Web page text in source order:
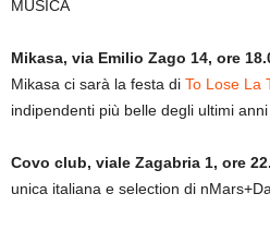
MUSICA
Mikasa, via Emilio Zago 14, ore
Mikasa ci sarà la festa di To Lose La
indipendenti più belle degli ultimi anni
Covo club, viale Zagabria 1, ore
unica italiana e selection di